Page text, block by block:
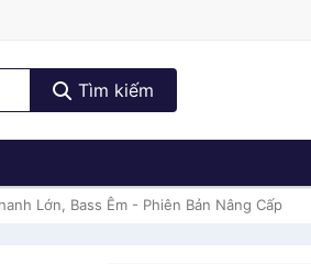
Tìm kiếm
Lớn, Bass Êm - Phiên Bản Nâng Cấp